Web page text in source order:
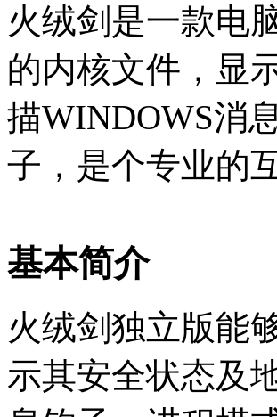
火绒剑是一款电
的内核文件，显
描WINDOWS消
子，是个专业的
基本简介
火绒剑独立版能
示其安全状态及